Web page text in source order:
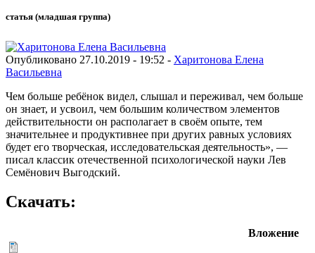
статья (младшая группа)
Опубликовано 27.10.2019 - 19:52 - Харитонова Елена
Васильевна
Чем больше ребёнок видел, слышал и переживал, чем больше
он знает, и усвоил, чем большим количеством элементов
действительности он располагает в своём опыте, тем
значительнее и продуктивнее при других равных условиях
будет его творческая, исследовательская деятельность», —
писал классик отечественной психологической науки Лев
Семёнович Выгодский.
Скачать:
Вложение